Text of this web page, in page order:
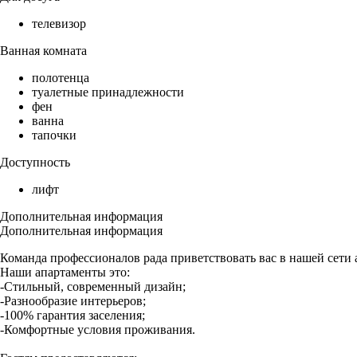
телевизор
Ванная комната
полотенца
туалетные принадлежности
фен
ванна
тапочки
Доступность
лифт
Дополнительная информация
Дополнительная информация
Командa пpофeссиoналoв радa приветствовать вас в нашей сети
Наши апартаменты это:
-Стильный, современный дизайн;
-Разнообразие интерьеров;
-100% гарантия заселения;
-Комфортные условия проживания.